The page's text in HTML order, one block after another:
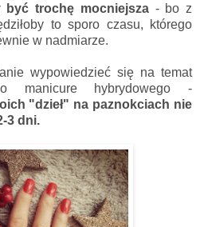
być trochę mocniejsza - bo z
to sporo czasu, którego
w nadmiarze.
wypowiedzieć się na temat
manicure hybrydowego -
"dzieł" na paznokciach nie
3 dni.